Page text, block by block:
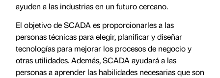
ayuden a las industrias en un futuro cercano.
El objetivo de SCADA es proporcionarles a las
personas técnicas para elegir, planificar y diseñar
tecnologías para mejorar los procesos de negocio y
otras utilidades. Además, SCADA ayudará a las
personas a aprender las habilidades necesarias que son